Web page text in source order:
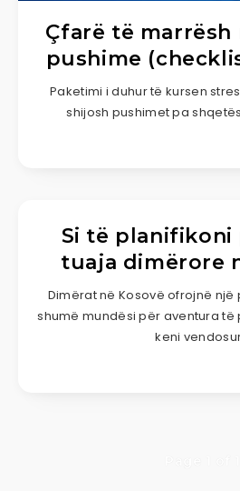
Çfarë të marrësh
pushime
Paketimi i duhur të kursen
shijosh pushimet pa
Si të
tuaja dimërore
Dimërat në Kosovë ofrojnë një
shumë mundësi për aventura të
keni